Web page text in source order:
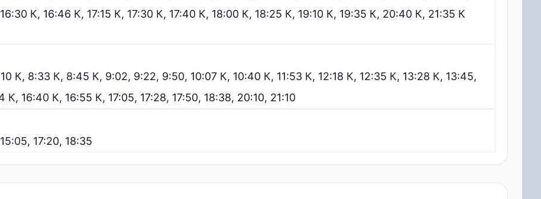
К, 16:46 К, 17:15 К, 17:30 К, 17:40 К, 18:00 К, 18:25 К, 19:10 К, 19:35 К, 20:40 К, 21:35 К
К, 8:33 К, 8:45 К, 9:02, 9:22, 9:50, 10:07 К, 10:40 К, 11:53 К, 12:18 К, 12:35 К, 13:28 К, 13:45,
16:40 К, 16:55 К, 17:05, 17:28, 17:50, 18:38, 20:10, 21:10
17:20, 18:35